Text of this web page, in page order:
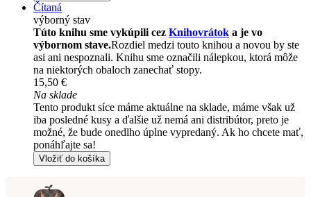
Čítaná
výborný stav
Túto knihu sme vykúpili cez Knihovrátok a je vo
výbornom stave.Rozdiel medzi touto knihou a novou by ste
asi ani nespoznali. Knihu sme označili nálepkou, ktorá môže
na niektorých obaloch zanechať stopy.
15,50 €
Na sklade
Tento produkt síce máme aktuálne na sklade, máme však už
iba posledné kusy a ďalšie už nemá ani distribútor, preto je
možné, že bude onedlho úplne vypredaný. Ak ho chcete mať,
ponáhľajte sa!
Vložiť do košíka